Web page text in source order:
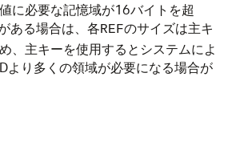
に必要な記憶域が16バイトを超
ある場合は、各REFのサイズは主キ
、主キーを使用するとシステムによ
より多くの領域が必要になる場合が